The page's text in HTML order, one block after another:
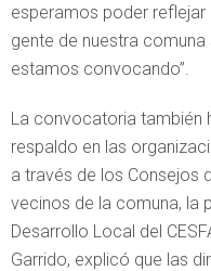
esperamos poder
gente de nuestra
estamos convocando”.
La convocatoria también
respaldo en las
a través de los Consejos
vecinos de la comuna, la
Desarrollo Local del
Garrido, explicó que las